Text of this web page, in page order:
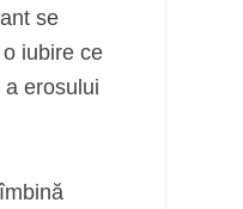
se
iubire ce
erosului